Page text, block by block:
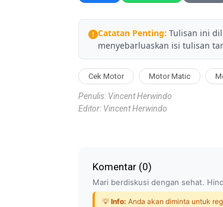
Catatan Penting: Tulisan ini
menyebarluaskan isi tulisan
Cek Motor Motor Matic
Penulis: Vincent Herwindo
Editor: Vincent Herwindo
Komentar (0)
Mari berdiskusi dengan sehat.
💡 Info: Anda akan diminta untuk